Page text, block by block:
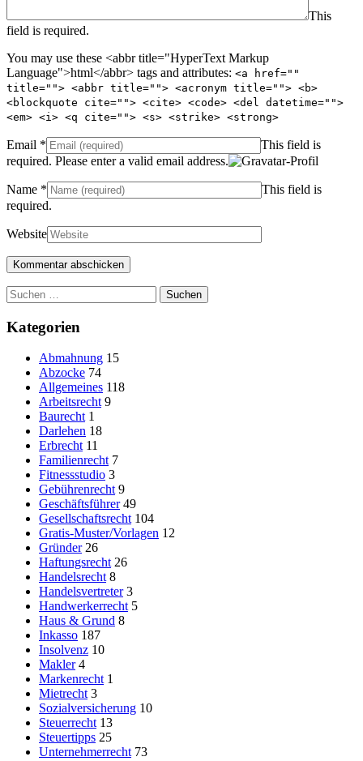
This
field is required.
You may use these <abbr title="HyperText Markup
Language">html</abbr> tags and attributes: <a href=""
title=""> <abbr title=""> <acronym title=""> <b>
<blockquote cite=""> <cite> <code> <del datetime="">
<em> <i> <q cite=""> <s> <strike> <strong>
Email *
This field is
required. Please enter a valid email address.
Name *
This field is
required.
Website
Suchen
nach:
Kategorien
Abmahnung 15
Abzocke 74
Allgemeines 118
Arbeitsrecht 9
Baurecht 1
Darlehen 18
Erbrecht 11
Familienrecht 7
Fitnessstudio 3
Gebührenrecht 9
Geschäftsführer 49
Gesellschaftsrecht 104
Gratis-Muster/Vorlagen 12
Gründer 26
Haftungsrecht 26
Handelsrecht 8
Handelsvertreter 3
Handwerkerrecht 5
Haus & Grund 8
Inkasso 187
Insolvenz 10
Makler 4
Markenrecht 1
Mietrecht 3
Sozialversicherung 10
Steuerrecht 13
Steuertipps 25
Unternehmerrecht 73